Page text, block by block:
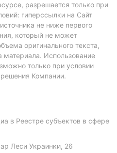
разрешается только при
гиперссылки на Сайт
не ниже первого
который не может
оригинального текста,
материала. Использование
только при условии
Компании.
в Реестре субъектов в сфере
Леси Украинки, 26